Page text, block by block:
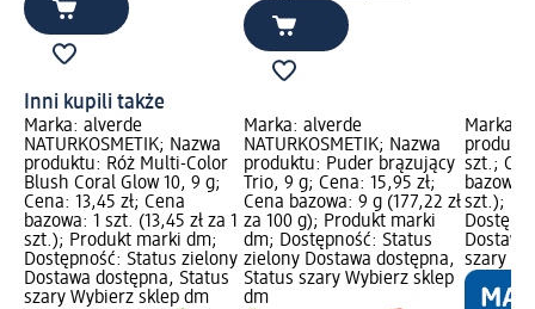
Inni kupili także
Marka: alverde
NATURKOSMETIK; Nazwa
produktu: Róż Multi-Color
Blush Coral Glow 10, 9 g;
Cena: 13,45 zł; Cena
bazowa: 1 szt. (13,45 zł za 1
szt.); Produkt marki dm;
Dostępność: Status zielony
Dostawa dostępna, Status
szary Wybierz sklep dm
Marka: alverde
NATURKOSMETIK; Nazwa
produktu: Puder brązujący
Trio, 9 g; Cena: 15,95 zł;
Cena bazowa: 9 g (177,22 zł
za 100 g); Produkt marki
dm; Dostępność: Status
zielony Dostawa dostępna,
Status szary Wybierz sklep
dm
Marka:
szt.;
bazowa:
szt.);
szary